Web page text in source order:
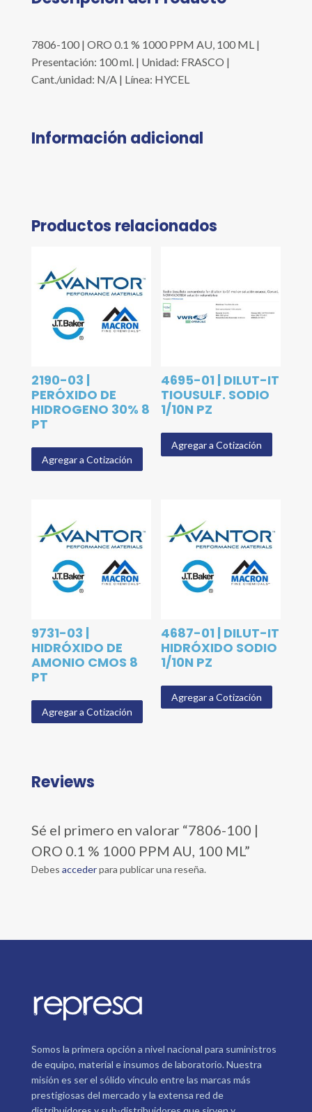
7806-100 | ORO 0.1 % 1000 PPM AU, 100 ML |
Presentación: 100 ml. | Unidad: FRASCO |
Cant./unidad: N/A | Línea: HYCEL
Información adicional
Productos relacionados
2190-03 |
PERÓXIDO DE
HIDROGENO 30% 8
PT
Agregar a Cotización
4695-01 | DILUT-IT
TIOUSULF. SODIO
1/10N PZ
Agregar a Cotización
9731-03 |
HIDRÓXIDO DE
AMONIO CMOS 8
PT
Agregar a Cotización
4687-01 | DILUT-IT
HIDRÓXIDO SODIO
1/10N PZ
Agregar a Cotización
Reviews
Sé el primero en valorar “7806-100 |
ORO 0.1 % 1000 PPM AU, 100 ML”
Debes accederpara publicar una reseña.
Somos la primera opción a nivel nacional para suministros
de equipo, material e insumos de laboratorio. Nuestra
misión es ser el sólido vínculo entre las marcas más
prestigiosas del mercado y la extensa red de